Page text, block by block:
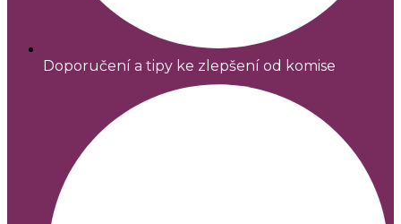
Doporučení a tipy ke zlepšení od komise